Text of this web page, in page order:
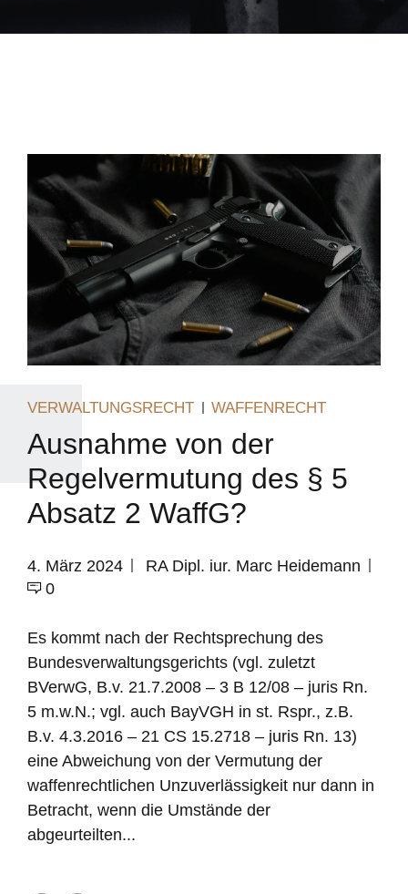
VERWALTUNGSRECHT WAFFENRECHT
Ausnahme von der
Regelvermutung des § 5
Absatz 2 WaffG?
4. März 2024
RA Dipl. iur. Marc Heidemann
0
Es kommt nach der Rechtsprechung des
Bundesverwaltungsgerichts (vgl. zuletzt
BVerwG, B.v. 21.7.2008 – 3 B 12/08 – juris Rn.
5 m.w.N.; vgl. auch BayVGH in st. Rspr., z.B.
B.v. 4.3.2016 – 21 CS 15.2718 – juris Rn. 13)
eine Abweichung von der Vermutung der
waffenrechtlichen Unzuverlässigkeit nur dann in
Betracht, wenn die Umstände der
abgeurteilten...